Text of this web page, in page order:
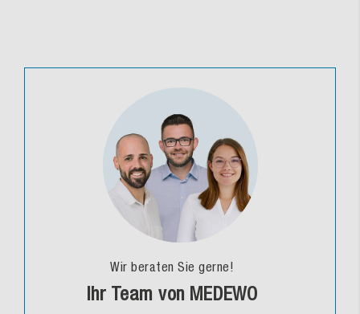
Wir beraten Sie gerne!
Ihr Team von MEDEWO